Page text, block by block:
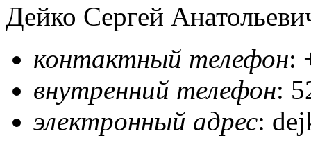
Дейко Сергей
контактный телефон:
внутренний телефон:
электронный адрес: